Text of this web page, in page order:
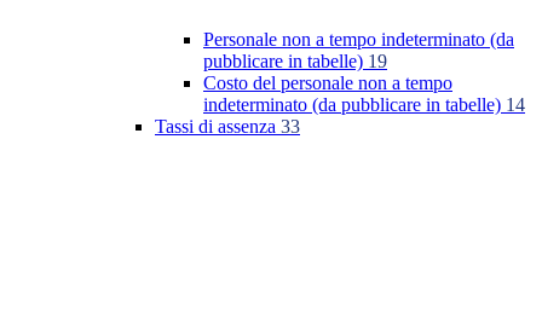
Personale non a tempo indeterminato (da
pubblicare in tabelle) 19
Costo del personale non a tempo
indeterminato (da pubblicare in tabelle) 14
Tassi di assenza 33